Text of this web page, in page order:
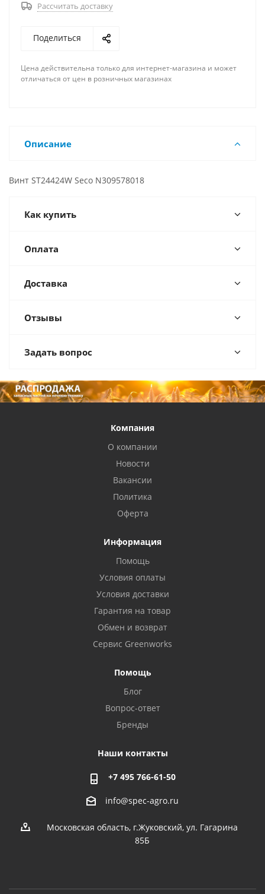
Рассчитать доставку
Поделиться
Цена действительна только для интернет-магазина и может
отличаться от цен в розничных магазинах
Описание
Винт ST24424W Seco N309578018
Как купить
Оплата
Доставка
Отзывы
Задать вопрос
Компания
О компании
Новости
Вакансии
Политика
Оферта
Информация
Помощь
Условия оплаты
Условия доставки
Гарантия на товар
Обмен и возврат
Сервис Greenworks
Помощь
Блог
Вопрос-ответ
Бренды
Наши контакты
+7 495 766-61-50
info@spec-agro.ru
Московская область, г.Жуковский, ул. Гагарина
85Б